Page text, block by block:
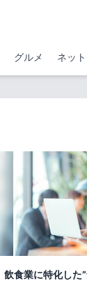
グルメ ネッ
飲食業に特化した